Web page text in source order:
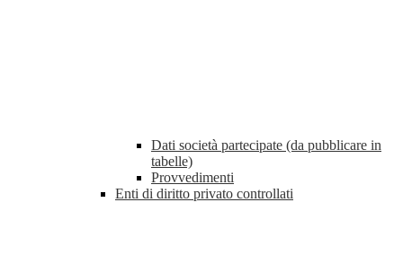
Dati società partecipate (da pubblicare in
tabelle)
Provvedimenti
Enti di diritto privato controllati